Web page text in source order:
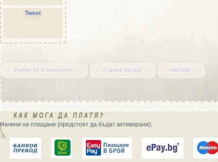
върни се в началото стъпка назад нагоре
Начини на плащане (предстоят да бъдат активирани):
Tweet